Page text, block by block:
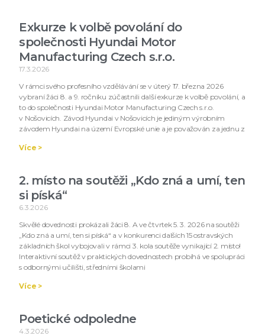
Exkurze k volbě povolání do
společnosti Hyundai Motor
Manufacturing Czech s.r.o.
17.3.2026
V rámci svého profesního vzdělávání se v úterý 17. března 2026
vybraní žáci 8. a 9. ročníku zúčastnili další exkurze k volbě povolání, a
to do společnosti Hyundai Motor Manufacturing Czech s.r.o.
v Nošovicích. Závod Hyundai v Nošovicích je jediným výrobním
závodem Hyundai na území Evropské unie a je považován za jednu z
Více >
2. místo na soutěži „Kdo zná a umí, ten
si píská“
6.3.2026
Skvělé dovednosti prokázali žáci 8. A ve čtvrtek 5. 3. 2026 na soutěži
„Kdo zná a umí, ten si píská“ a v konkurenci dalších 15 ostravských
základních škol vybojovali v rámci 3. kola soutěže vynikající 2. místo!
Interaktivní soutěž v praktických dovednostech probíhá ve spolupráci
s odbornými učilišti, středními školami
Více >
Poetické odpoledne
4.3.2026